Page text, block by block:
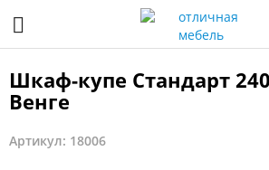
Шкаф-купе Стандарт
Венге
Артикул: 18006